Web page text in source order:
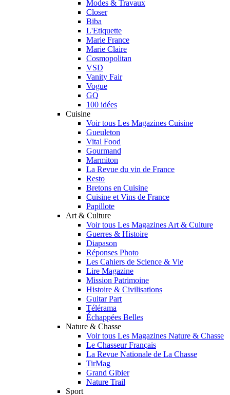
Modes & Travaux
Closer
Biba
L'Etiquette
Marie France
Marie Claire
Cosmopolitan
VSD
Vanity Fair
Vogue
GQ
100 idées
Cuisine
Voir tous Les Magazines Cuisine
Gueuleton
Vital Food
Gourmand
Marmiton
La Revue du vin de France
Resto
Bretons en Cuisine
Cuisine et Vins de France
Papillote
Art & Culture
Voir tous Les Magazines Art & Culture
Guerres & Histoire
Diapason
Réponses Photo
Les Cahiers de Science & Vie
Lire Magazine
Mission Patrimoine
Histoire & Civilisations
Guitar Part
Télérama
Échappées Belles
Nature & Chasse
Voir tous Les Magazines Nature & Chasse
Le Chasseur Français
La Revue Nationale de La Chasse
TirMag
Grand Gibier
Nature Trail
Sport